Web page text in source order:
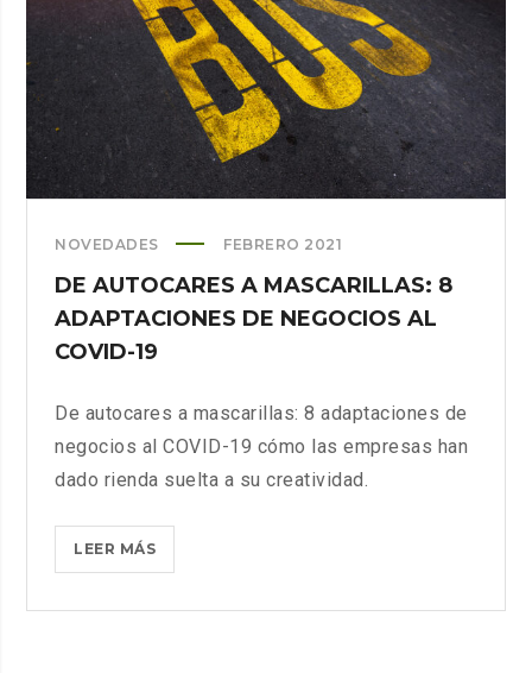
NOVEDADES FEBRERO 2021
DE AUTOCARES A MASCARILLAS: 8
ADAPTACIONES DE NEGOCIOS AL
COVID-19
De autocares a mascarillas: 8 adaptaciones de
negocios al COVID-19 cómo las empresas han
dado rienda suelta a su creatividad.
LEER MÁSDE
AUTOCARES